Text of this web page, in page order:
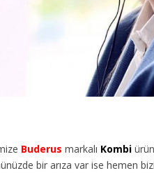
Buderus markalı Kombi
bir arıza var ise hemen